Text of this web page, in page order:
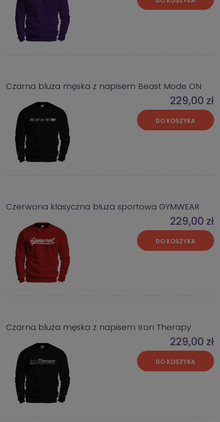
Czarna bluza męska z napisem Beast Mode ON
229,00 zł
DO KOSZYKA
Czerwona klasyczna bluza sportowa GYMWEAR
229,00 zł
DO KOSZYKA
Czarna bluza męska z napisem Iron Therapy
229,00 zł
DO KOSZYKA